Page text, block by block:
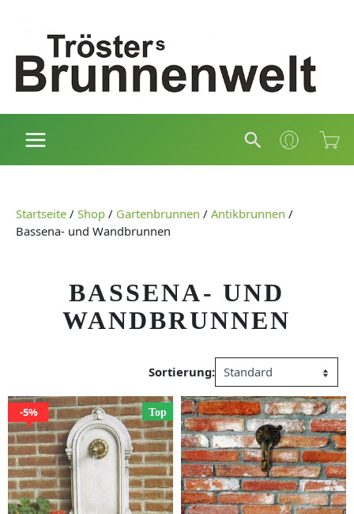
springen
Suchen
Startseite / Shop / Gartenbrunnen / Antikbrunnen /
Bassena- und Wandbrunnen
BASSENA- UND
WANDBRUNNEN
Sortierung:
Top
5%